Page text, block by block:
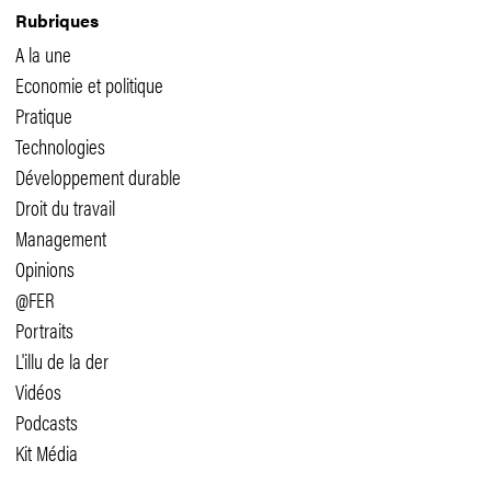
Rubriques
A la une
Economie et politique
Pratique
Technologies
Développement durable
Droit du travail
Management
Opinions
@FER
Portraits
L'illu de la der
Vidéos
Podcasts
Kit Média